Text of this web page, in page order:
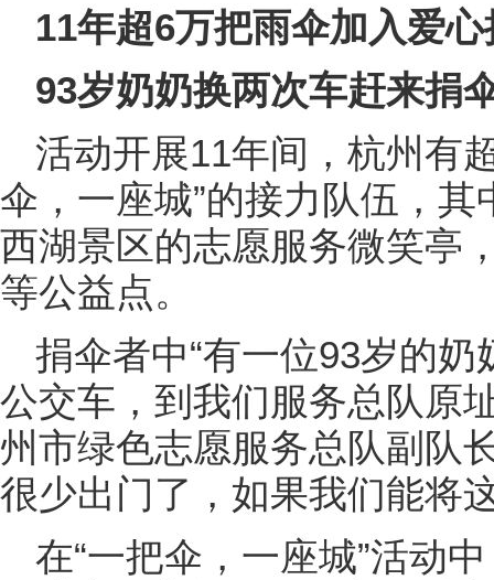
11年超6万把雨伞加入爱
93岁奶奶换两次车赶来捐
活动开展11年间，杭州有
伞，一座城”的接力队伍，
西湖景区的志愿服务微笑亭
等公益点。
捐伞者中“有一位93岁的
公交车，到我们服务总队原
州市绿色志愿服务总队副队
很少出门了，如果我们能将
在“一把伞，一座城”活动